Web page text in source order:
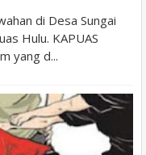
di Desa Sungai
Hulu. KAPUAS
yang d...